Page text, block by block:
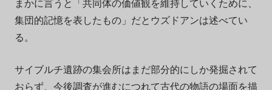
まかに言うと「共同体の価値観を維持していくために、
集団的記憶を表したもの」だとウズドアンは述べてい
る。
サイブルチ遺跡の集会所はまだ部分的にしか発掘されて
おらず、今後調査が進むにつれて古代の物語の場面を描